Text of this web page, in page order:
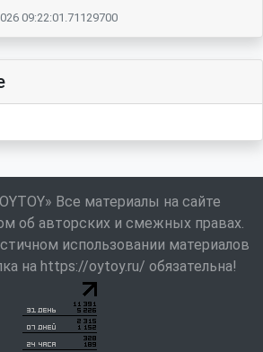
09:22:01.71129700
Все материалы на сайте
об авторских и смежных правах.
использовании материалов
на https://oytoy.ru/ обязательна!